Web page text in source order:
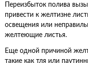
Переизбыток полива
привести к желтизне
освещения или
желтеющие листья.
Еще одной причиной
такие как тля или